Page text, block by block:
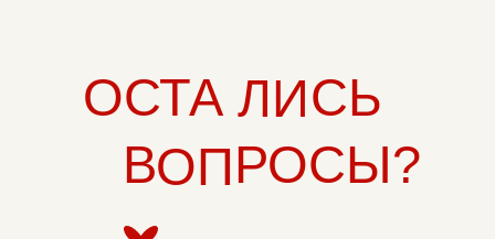
ВОПРОСЫ?
ЛИСЬ
ОСТА